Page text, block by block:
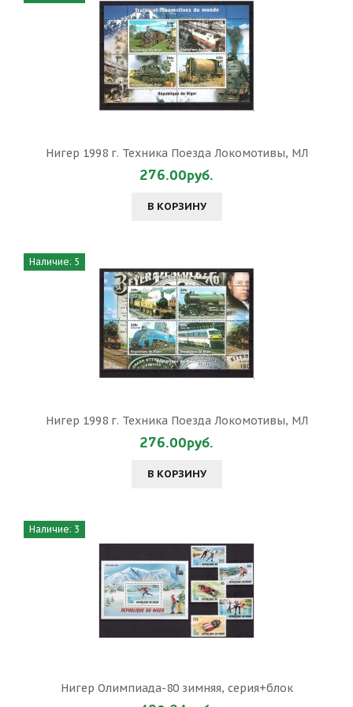
Нигер 1998 г. Техника Поезда Локомотивы, МЛ
276.00руб.
В КОРЗИНУ
Наличие: 5
Нигер 1998 г. Техника Поезда Локомотивы, МЛ
276.00руб.
В КОРЗИНУ
Наличие: 3
Нигер Олимпиада-80 зимняя, серия+блок